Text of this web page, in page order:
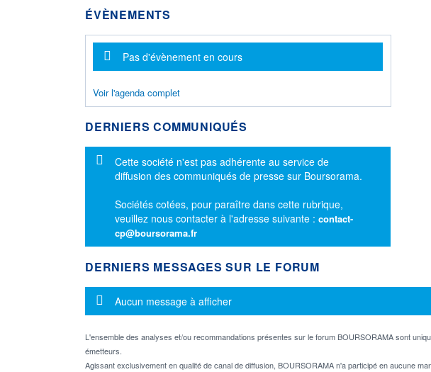
ÉVÈNEMENTS
Message d'information
Pas d'évènement en cours
Voir l'agenda complet
DERNIERS COMMUNIQUÉS
Message d'information
Cette société n'est pas adhérente au service de
diffusion des communiqués de presse sur Boursorama.
Sociétés cotées, pour paraître dans cette rubrique,
veuillez nous contacter à l'adresse suivante : contact-
cp@boursorama.fr
DERNIERS MESSAGES SUR LE FORUM
Message d'information
Aucun message à afficher
L'ensemble des analyses et/ou recommandations présentes sur le forum BOURSORAMA sont
émetteurs.
Agissant exclusivement en qualité de canal de diffusion, BOURSORAMA n'a participé en aucune